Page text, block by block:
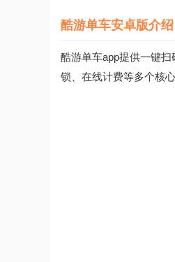
酷游单车安卓版介绍
酷游单车app提供一键
锁、在线计费等多个核